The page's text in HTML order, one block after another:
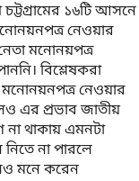
১৬টি আসনে
নেওয়ার
মনোনয়পত্র
বিশ্লেষকরা
মনোনয়নপত্র নেওয়ার
এর প্রভাব জাতীয়
না থাকায় এমনটা
নিতে না পারলে
মনে করেন